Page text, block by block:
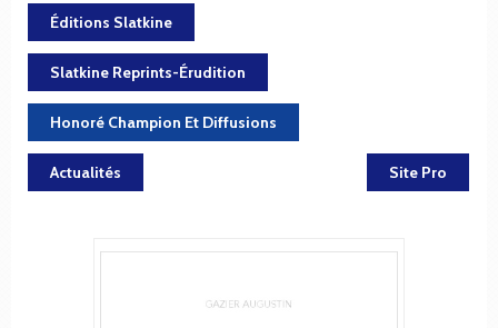
Éditions Slatkine
Slatkine Reprints-Érudition
Honoré Champion Et Diffusions
Actualités Site Pro